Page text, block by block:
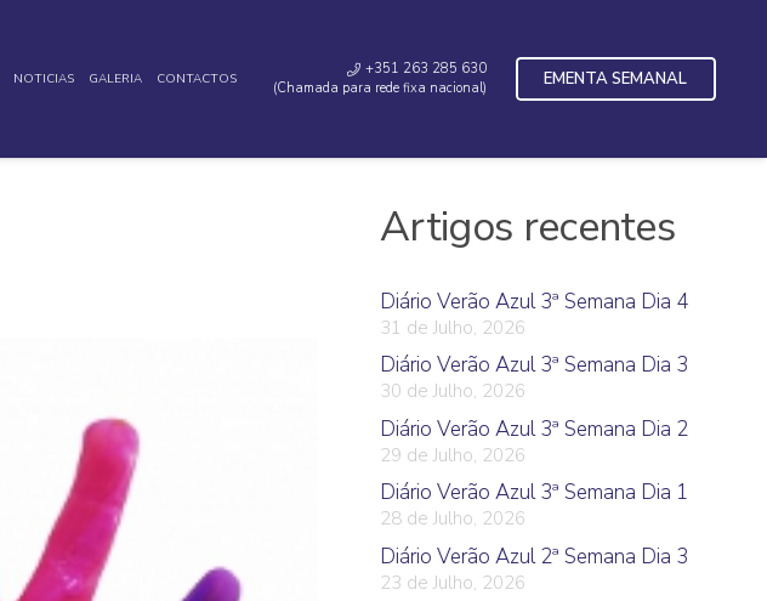
NOTICIAS GALERIA CONTACTOS
+351 263 285 630
(Chamada para rede fixa nacional)
EMENTA SEMANAL
Artigos recentes
Diário Verão Azul 3ª Semana Dia 4
31 de Julho, 2026
Diário Verão Azul 3ª Semana Dia 3
30 de Julho, 2026
Diário Verão Azul 3ª Semana Dia 2
29 de Julho, 2026
Diário Verão Azul 3ª Semana Dia 1
28 de Julho, 2026
Diário Verão Azul 2ª Semana Dia 3
23 de Julho, 2026